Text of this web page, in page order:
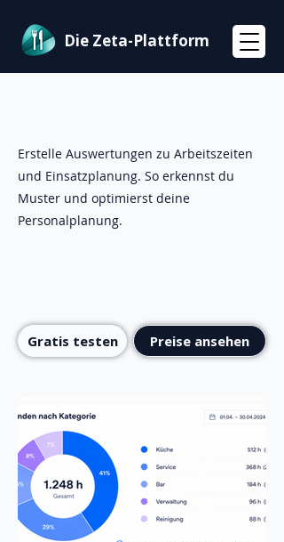
Die Zeta-Plattform
Erstelle Auswertungen zu Arbeitszeiten
und Einsatzplanung. So erkennst du
Muster und optimierst deine
Personalplanung.
Gratis testen Preise ansehen